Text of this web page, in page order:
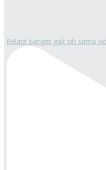
Relate banget gak sih sama